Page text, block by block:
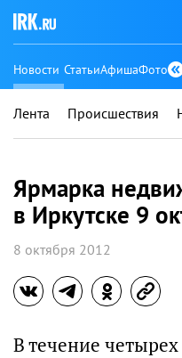
Новости СтатьиАфишаФото
Лента Происшествия
Ярмарка
в Иркутске 9
8 октября 2012
В течение